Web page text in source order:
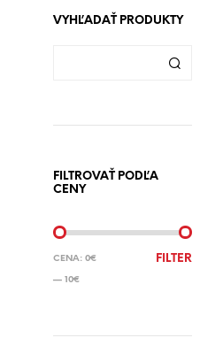
VYHĽADAŤ PRODUKTY
FILTROVAŤ PODĽA
CENY
MINIMÁLNA
CENA
MAXIMÁLNA
CENA
FILTER
CENA: 0€
— 10€